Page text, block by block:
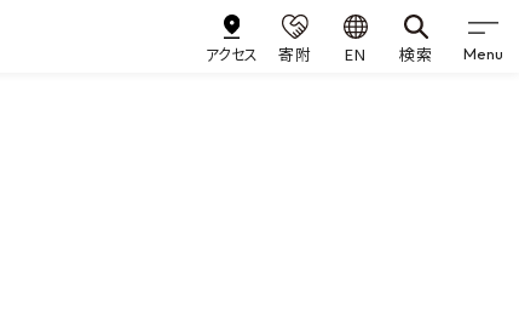
アクセス 寄附 EN 検索 Menu